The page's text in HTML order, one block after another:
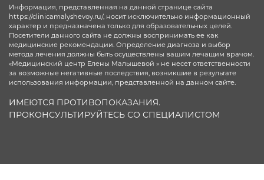
Информация, представленная на данной странице сайта
https://clinicamalyshevoy.ru/, носит исключительно информационный
характер и предназначена только для образовательных целей.
Посетители данного сайта не должны воспринимать ее как
медицинские рекомендации. Определение диагноза и выбор
метода лечения должны быть осуществлены вашим лечащим врачом.
«Медицинский центр Елены Малышевой » не несет ответственности
за возможные негативные последствия, возникшие в результате
использования информации, представленной на данном сайте.
ИМЕЮТСЯ ПРОТИВОПОКАЗАНИЯ.
ПРОКОНСУЛЬТИРУЙТЕСЬ СО СПЕЦИАЛИСТОМ